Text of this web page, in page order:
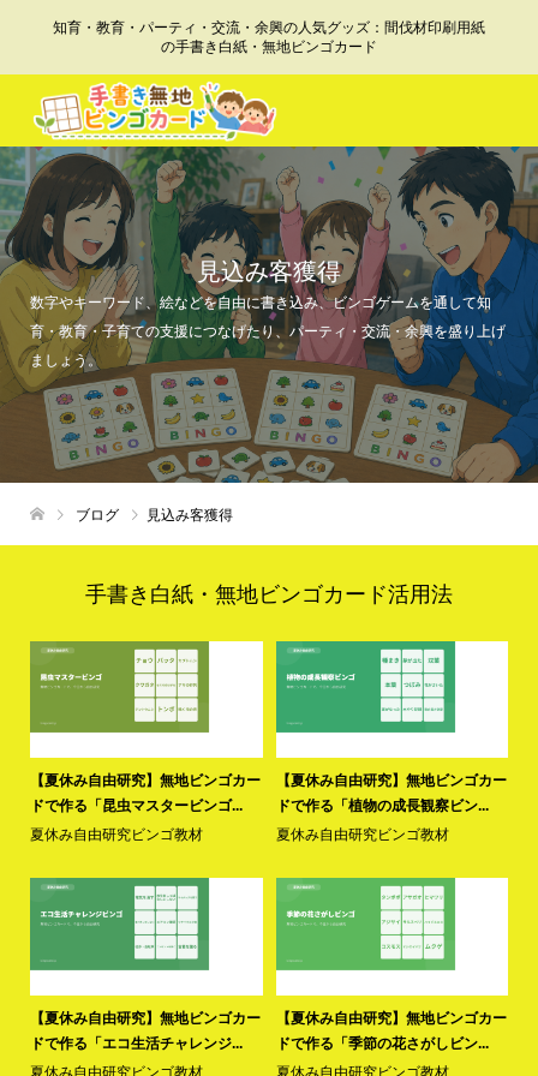
知育・教育・パーティ・交流・余興の人気グッズ：間伐材印刷用紙
の手書き白紙・無地ビンゴカード
見込み客獲得
数字やキーワード、絵などを自由に書き込み、ビンゴゲームを通して知
育・教育・子育ての支援につなげたり、パーティ・交流・余興を盛り上げ
ましょう。
ブログ 見込み客獲得
手書き白紙・無地ビンゴカード活用法
【夏休み自由研究】無地ビンゴカー
ドで作る「昆虫マスタービンゴ...
夏休み自由研究ビンゴ教材
【夏休み自由研究】無地ビンゴカー
ドで作る「植物の成長観察ビン...
夏休み自由研究ビンゴ教材
【夏休み自由研究】無地ビンゴカー
ドで作る「エコ生活チャレンジ...
夏休み自由研究ビンゴ教材
【夏休み自由研究】無地ビンゴカー
ドで作る「季節の花さがしビン...
夏休み自由研究ビンゴ教材